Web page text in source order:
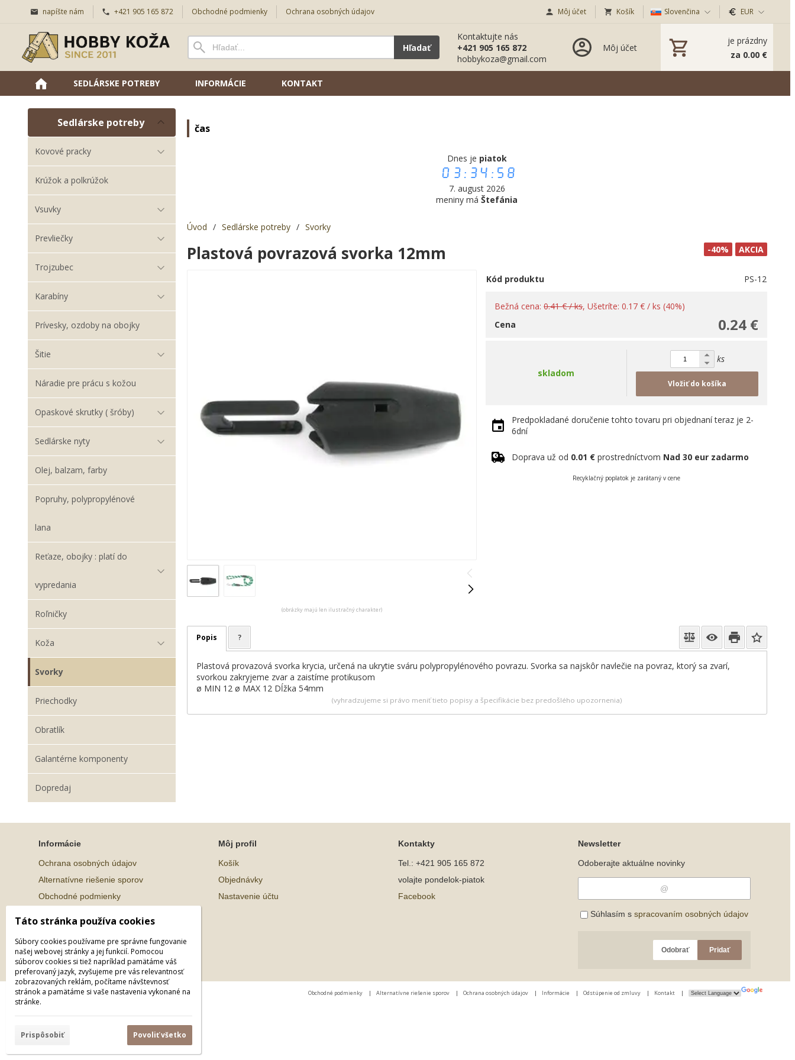
napíšte nám +421 905 165 872 Obchodné podmienky Ochrana osobných údajov Môj účet Košík Slovenčina EUR
Hľadať
Kontaktujte nás
+421 905 165 872
hobbykoza@gmail.com
Môj účet
je prázdny
za 0.00 €
SEDLÁRSKE POTREBY INFORMÁCIE KONTAKT
Sedlárske potreby
Kovové pracky
Krúžok a polkrúžok
Vsuvky
Prevliečky
Trojzubec
Karabíny
Prívesky, ozdoby na obojky
Šitie
Náradie pre prácu s kožou
Opaskové skrutky ( šróby)
Sedlárske nyty
Olej, balzam, farby
Popruhy, polypropylénové
lana
Reťaze, obojky : platí do
vypredania
Roľničky
Koža
Svorky
Priechodky
Obratlík
Galantérne komponenty
Dopredaj
čas
Dnes je piatok
03:34:59
7. august 2026
meniny máŠtefánia
Úvod / Sedlárske potreby / Svorky
AKCIA
-40%
Plastová povrazová svorka 12mm
(obrázky majú len ilustračný charakter)
Kód produktu PS-12
Bežná cena:0.41 € / ks, Ušetríte: 0.17 € / ks (40%)
0.24 €
Cena
skladom
ks
Vložiť do košíka
Predpokladané doručenie tohto tovaru pri objednaní teraz je 2-
6dní
Doprava už od 0.01 € prostredníctvom Nad 30 eur zadarmo
Recyklačný poplatok je zarátaný v cene
Popis ?
Plastová provazová svorka krycia, určená na ukrytie sváru polypropylénového povrazu. Svorka sa najskôr navlečie na povraz, ktorý sa zvarí,
svorkou zakryjeme zvar a zaistíme protikusom
ø MIN 12 ø MAX 12 Dĺžka 54mm
(vyhradzujeme si právo meniť tieto popisy a špecifikácie bez predošlého upozornenia)
Informácie
Ochrana osobných údajov
Alternatívne riešenie sporov
Obchodné podmienky
Môj profil
Košík
Objednávky
Nastavenie účtu
Kontakty
Tel.: +421 905 165 872
volajte pondelok-piatok
Facebook
Newsletter
Odoberajte aktuálne novinky
Súhlasím s spracovaním osobných údajov
Odobrať Pridať
© 2026 WEXBO |www.wexbo.com|Prihlásiť Obchodné podmienky | Alternatívne riešenie sporov | Ochrana osobných údajov | Informácie | Odstúpenie od zmluvy | Kontakt |
Táto stránka používa cookies
Súbory cookies používame pre správne fungovanie
našej webovej stránky a jej funkcií. Pomocou
súborov cookies si tiež napríklad pamätáme váš
preferovaný jazyk, zvyšujeme pre vás relevantnosť
zobrazovaných reklám, počítame návštevnosť
stránok a pamätáme si vaše nastavenia vykonané na
stránke.
Prispôsobiť Povoliť všetko